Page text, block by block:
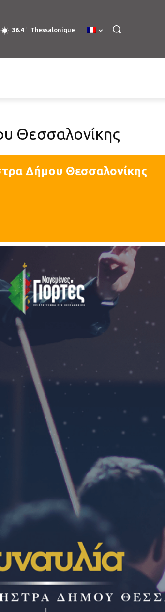
36.4 C Thessalonique
Θεσσαλονίκης
Δήμου Θεσσαλονίκης